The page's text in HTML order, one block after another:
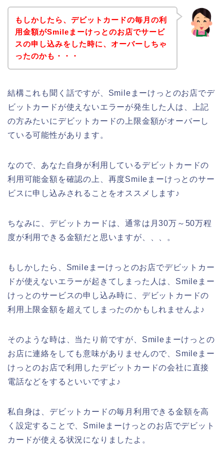
もしかしたら、デビットカードの毎月の利
用金額がSmileまーけっとのお店でサービ
スの申し込みをした時に、オーバーしちゃ
ったのかも・・・
結構これも聞く話ですが、Smileまーけっとのお店でデ
ビットカードが使えないエラーが発生した人は、上記
の方みたいにデビットカードの上限金額がオーバーし
ている可能性があります。
なので、あなた自身が利用しているデビットカードの
利用可能金額を確認の上、再度Smileまーけっとのサー
ビスに申し込みされることをオススメします♪
ちなみに、デビットカードは、通常は月30万～50万程
度が利用できる金額だと思いますが、、、。
もしかしたら、Smileまーけっとのお店でデビットカー
ドが使えないエラーが起きてしまった人は、Smileまー
けっとのサービスの申し込み時に、デビットカードの
利用上限金額を超えてしまったのかもしれませんよ♪
そのような時は、当たり前ですが、Smileまーけっとの
お店に連絡をしても意味がありませんので、Smileまー
けっとのお店で利用したデビットカードの会社に直接
電話などをするといいですよ♪
私自身は、デビットカードの毎月利用できる金額を高
く設定することで、Smileまーけっとのお店でデビット
カードが使える状況になりましたよ。